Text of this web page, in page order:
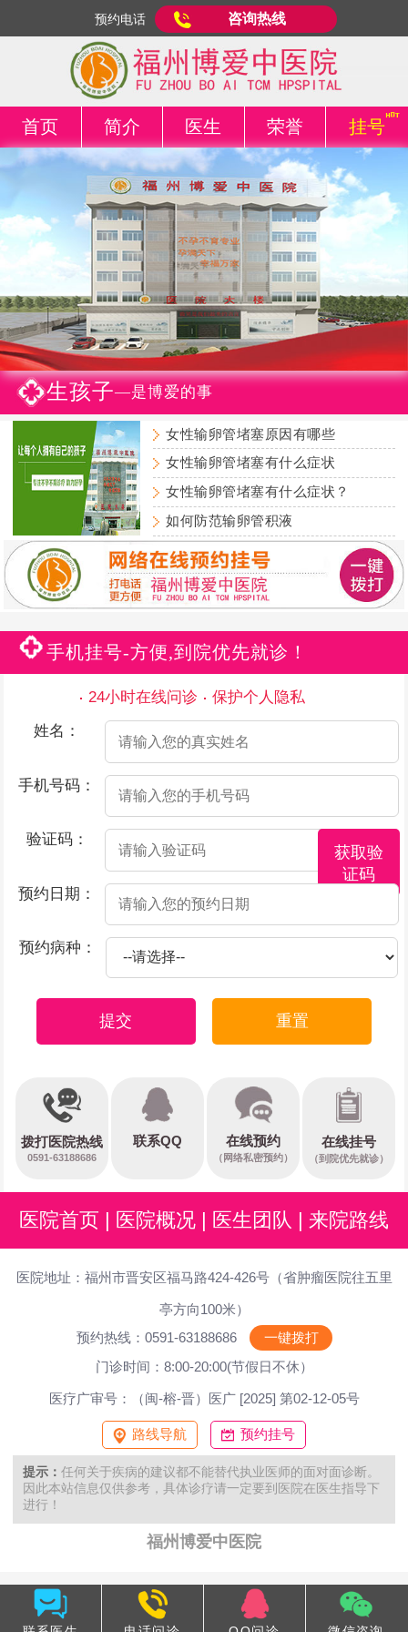
预约电话 咨询热线
首页 简介 医生 荣誉 挂号
生孩子—是博爱的事
女性输卵管堵塞原因有哪些
女性输卵管堵塞有什么症状
女性输卵管堵塞有什么症状？
如何防范输卵管积液
手机挂号-方便,到院优先就诊！
24小时在线问诊
保护个人隐私
姓名：
手机号码：
验证码：
获取验
证码
预约日期：
预约病种：
提交 重置
拨打医院热线
0591-63188686
联系QQ 在线预约
（网络私密预约）
在线挂号
（到院优先就诊）
医院首页 医院概况 医生团队 来院路线
医院地址：福州市晋安区福马路424-426号（省肿瘤医院往五里
亭方向100米）
预约热线：0591-63188686
一键拨打
门诊时间：8:00-20:00(节假日不休）
医疗广审号：（闽-榕-晋）医广 [2025] 第02-12-05号
路线导航 预约挂号
提示： 任何关于疾病的建议都不能替代执业医师的面对面诊断。
因此本站信息仅供参考，具体诊疗请一定要到医院在医生指导下
进行！
福州博爱中医院